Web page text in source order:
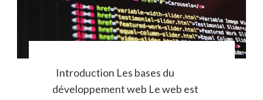
Introduction Les bases du
développement web Le web est